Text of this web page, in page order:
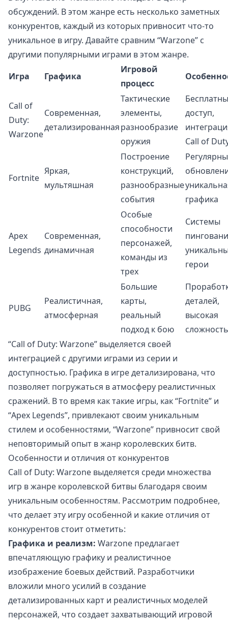
обсуждений. В этом жанре есть несколько заметных
конкурентов, каждый из которых привносит что-то
уникальное в игру. Давайте сравним “Warzone” с
другими популярными играми в этом жанре.
Игра
Графика
Игровой
процесс
Call of
Duty:
Warzone
Современная,
детализированная
Тактические
элементы,
разнообразие
оружия
доступ,
Call of
Fortnite
Яркая,
мультяшная
Построение
конструкций,
разнообразные
события
графика
Apex
Legends
Современная,
динамичная
Особые
способности
персонажей,
команды из
трех
Системы
герои
PUBG
Реалистичная,
атмосферная
Большие
карты,
реальный
подход к бою
деталей,
высокая
сложность
“Call of Duty: Warzone” выделяется своей
интеграцией с другими играми из серии и
доступностью. Графика в игре детализирована, что
позволяет погружаться в атмосферу реалистичных
сражений. В то время как такие игры, как “Fortnite” и
“Apex Legends”, привлекают своим уникальным
стилем и особенностями, “Warzone” привносит свой
неповторимый опыт в жанр королевских битв.
Особенности и отличия от конкурентов
Call of Duty: Warzone выделяется среди множества
игр в жанре королевской битвы благодаря своим
уникальным особенностям. Рассмотрим подробнее,
что делает эту игру особенной и какие отличия от
конкурентов стоит отметить:
Графика и реализм: Warzone предлагает
впечатляющую графику и реалистичное
изображение боевых действий. Разработчики
вложили много усилий в создание
детализированных карт и реалистичных моделей
персонажей, что создает захватывающий игровой